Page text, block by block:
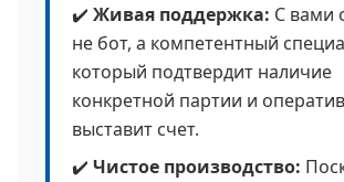
✔️ Живая поддержка: С вами
не бот, а компетентный
который подтвердит наличие
конкретной партии и
выставит счет.
✔️ Чистое производство: